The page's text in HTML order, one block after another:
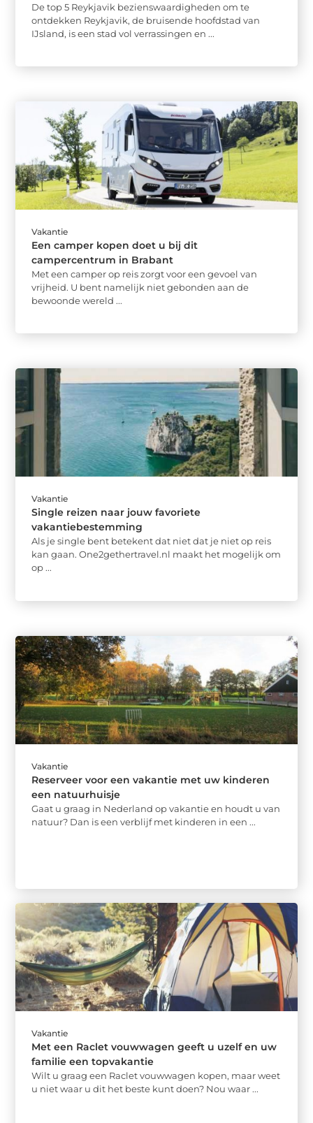
De top 5 Reykjavik bezienswaardigheden om te
ontdekken Reykjavik, de bruisende hoofdstad van
IJsland, is een stad vol verrassingen en ...
Vakantie
Een camper kopen doet u bij dit
campercentrum in Brabant
Met een camper op reis zorgt voor een gevoel van
vrijheid. U bent namelijk niet gebonden aan de
bewoonde wereld ...
Vakantie
Single reizen naar jouw favoriete
vakantiebestemming
Als je single bent betekent dat niet dat je niet op reis
kan gaan. One2gethertravel.nl maakt het mogelijk om
op ...
Vakantie
Reserveer voor een vakantie met uw kinderen
een natuurhuisje
Gaat u graag in Nederland op vakantie en houdt u van
natuur? Dan is een verblijf met kinderen in een ...
Vakantie
Met een Raclet vouwwagen geeft u uzelf en uw
familie een topvakantie
Wilt u graag een Raclet vouwwagen kopen, maar weet
u niet waar u dit het beste kunt doen? Nou waar ...